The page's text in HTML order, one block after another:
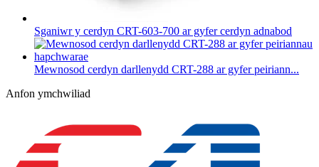
Sganiwr y cerdyn CRT-603-700 ar gyfer cerdyn adnabod
Mewnosod cerdyn darllenydd CRT-288 ar gyfer peiriann...
Anfon ymchwiliad